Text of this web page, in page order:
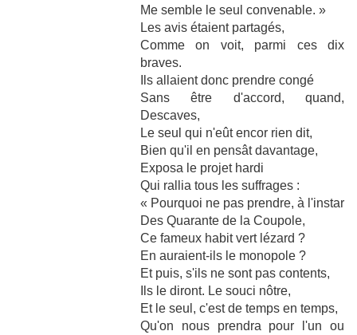
Me semble le seul convenable. »
Les avis étaient partagés,
Comme on voit, parmi ces dix
braves.
Ils allaient donc prendre congé
Sans être d'accord, quand,
Descaves,
Le seul qui n'eût encor rien dit,
Bien qu'il en pensât davantage,
Exposa le projet hardi
Qui rallia tous les suffrages :
« Pourquoi ne pas prendre, à l'instar
Des Quarante de la Coupole,
Ce fameux habit vert lézard ?
En auraient-ils le monopole ?
Et puis, s'ils ne sont pas contents,
Ils le diront. Le souci nôtre,
Et le seul, c'est de temps en temps,
Qu'on nous prendra pour l'un ou